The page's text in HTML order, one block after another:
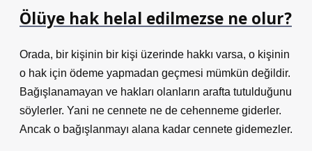
Ölüye hak helal edilmezse ne olur?
Orada, bir kişinin bir kişi üzerinde hakkı varsa, o kişinin
o hak için ödeme yapmadan geçmesi mümkün değildir.
Bağışlanamayan ve hakları olanların arafta tutulduğunu
söylerler. Yani ne cennete ne de cehenneme giderler.
Ancak o bağışlanmayı alana kadar cennete gidemezler.